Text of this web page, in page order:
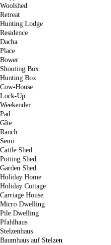
Woolshed
Retreat
Hunting Lodge
Residence
Dacha
Place
Bower
Shooting Box
Hunting Box
Cow-House
Lock-Up
Weekender
Pad
Gîte
Ranch
Semi
Cattle Shed
Potting Shed
Garden Shed
Holiday Home
Holiday Cottage
Carriage House
Micro Dwelling
Pile Dwelling
Pfahlhaus
Stelzenhaus
Baumhaus auf Stelzen